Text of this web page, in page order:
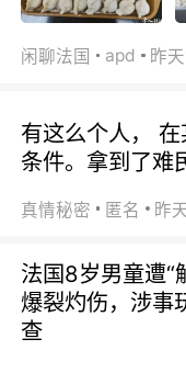
闲聊法国 apd 昨
有这么个人，
条件。拿到了难
真情秘密 匿名 昨
法国8岁男童遭“
爆裂灼伤，涉事
查